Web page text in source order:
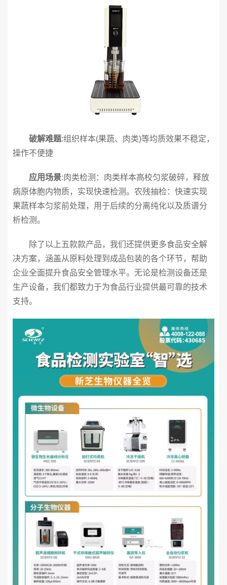
破解难题:组织样本(果蔬、肉类)等均质效果不稳定，
操作不便捷
应用场景:肉类检测：肉类样本高校匀浆破碎，释放
病原体胞内物质，实现快速检测。农残抽检：快速实现
果蔬样本匀浆前处理，用于后续的分离纯化以及质谱分
析检测。
除了以上五款款产品，我们还提供更多食品安全解
决方案，涵盖从原料处理到成品包装的各个环节，帮助
企业全面提升食品安全管理水平。无论是检测设备还是
生产设备，我们都致力于为食品行业提供最可靠的技术
支持。